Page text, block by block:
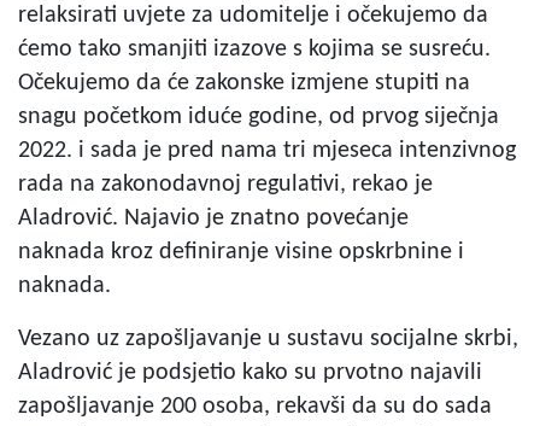
relaksirati uvjete za udomitelje i očekujemo da
ćemo tako smanjiti izazove s kojima se susreću.
Očekujemo da će zakonske izmjene stupiti na
snagu početkom iduće godine, od prvog siječnja
2022. i sada je pred nama tri mjeseca intenzivnog
rada na zakonodavnoj regulativi, rekao je
Aladrović. Najavio je znatno povećanje
naknada kroz definiranje visine opskrbnine i
naknada.
Vezano uz zapošljavanje u sustavu socijalne skrbi,
Aladrović je podsjetio kako su prvotno najavili
zapošljavanje 200 osoba, rekavši da su do sada